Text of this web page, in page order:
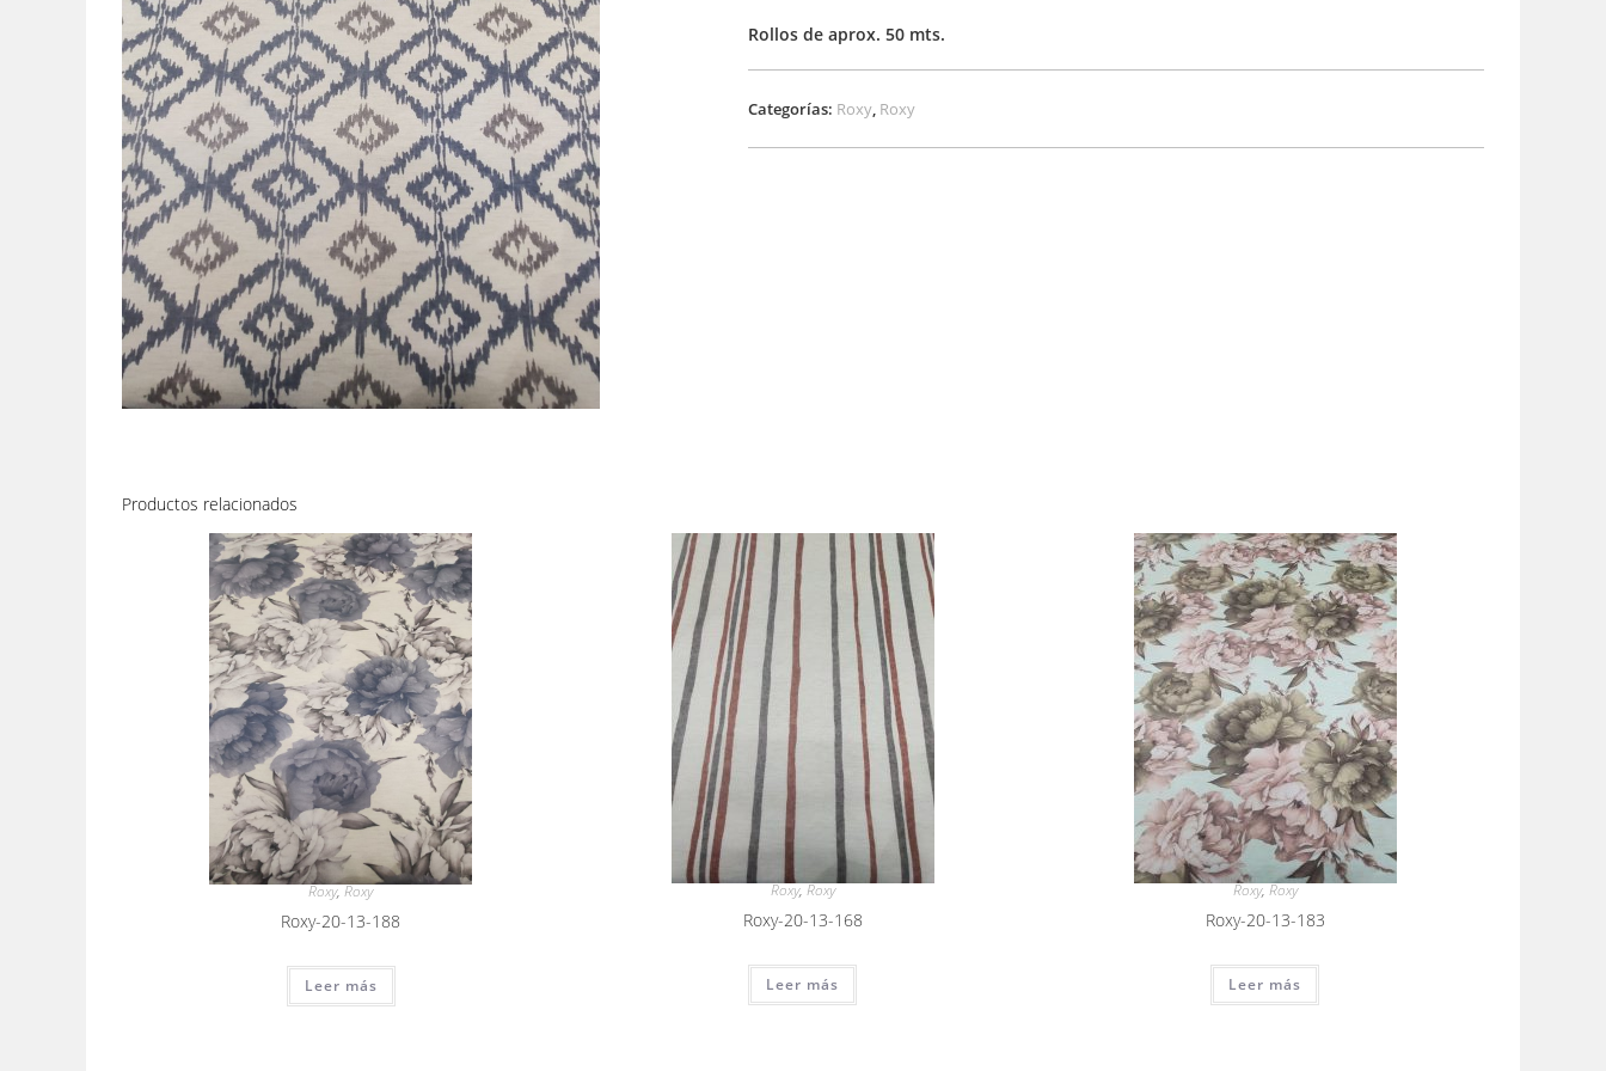
Rollos de aprox. 50 mts.
Categorías: Roxy, Roxy
Productos relacionados
Roxy,Roxy
Roxy-20-13-188
Leer más
Roxy,Roxy
Roxy-20-13-168
Leer más
Roxy,Roxy
Roxy-20-13-183
Leer más